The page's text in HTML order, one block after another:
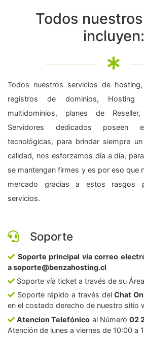
Todos
incluyen:
Todos nuestros servicios de
registros de dominios, Hosting
multidominios, planes de
Servidores dedicados poseen
tecnológicas, para brindar siempre
calidad, nos esforzamos día a día,
se mantengan firmes y es por eso que
mercado gracias a estos rasgos
servicios.
Soporte
Soporte principal vía correo
a soporte@benzahosting.cl
Soporte vía ticket a través de su
Soporte rápido a través delChat
en el costado derecho de nuestro sitio
Atencion Telefónico al Número02
Atención de lunes a viernes de 10:00 a